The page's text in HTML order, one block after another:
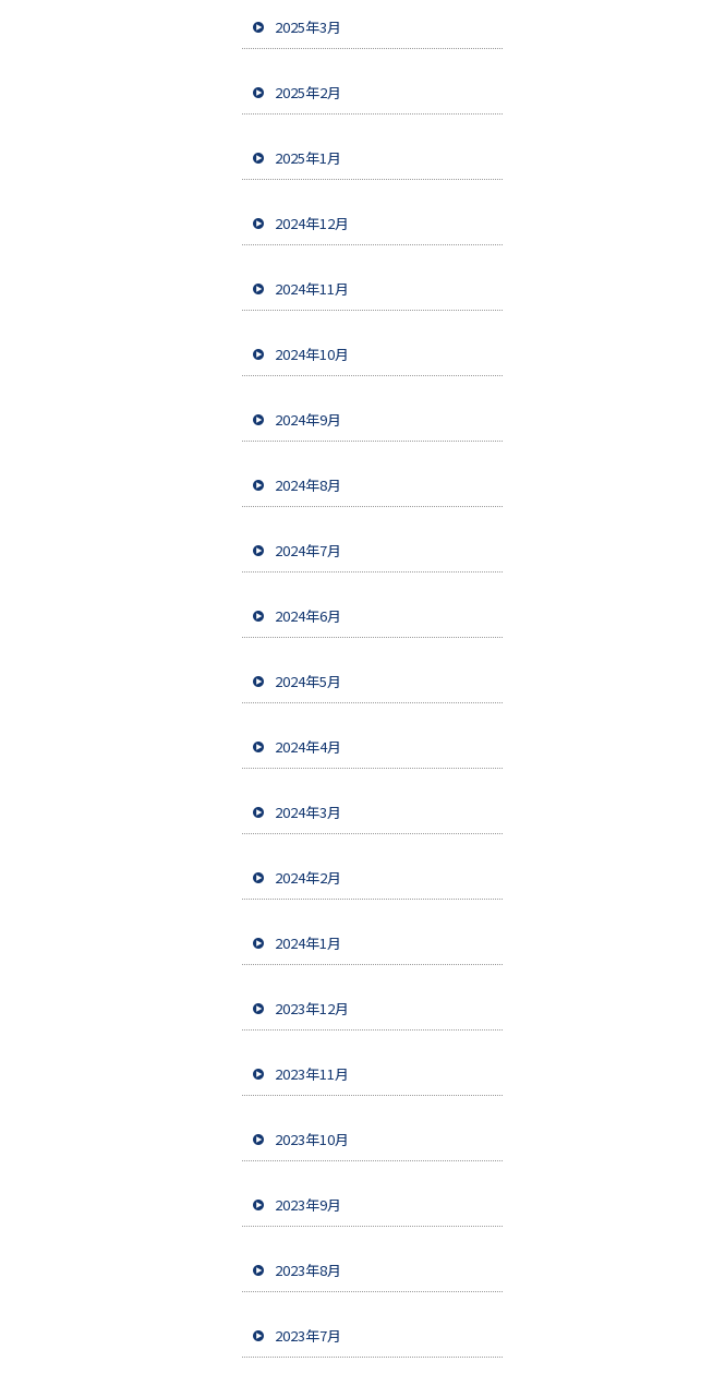
2025年3月
2025年2月
2025年1月
2024年12月
2024年11月
2024年10月
2024年9月
2024年8月
2024年7月
2024年6月
2024年5月
2024年4月
2024年3月
2024年2月
2024年1月
2023年12月
2023年11月
2023年10月
2023年9月
2023年8月
2023年7月